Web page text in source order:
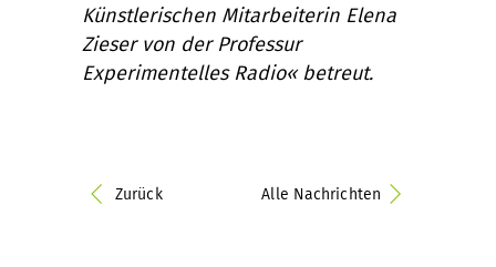
Künstlerischen Mitarbeiterin Elena
Zieser von der Professur
Experimentelles Radio« betreut.
Zurück Alle Nachrichten